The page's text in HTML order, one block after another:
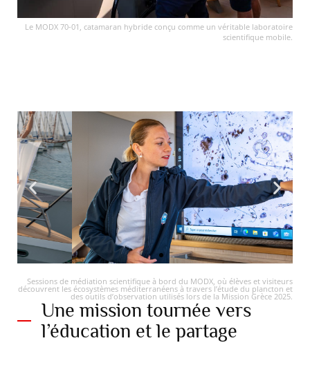
Vous pouvez modifier vos choix à tout moment en
cliquant sur « Gérer mes cookies » en bas des
pages de ce site. Vous pouvez aussi consulter
Le MODX 70-01, catamaran hybride conçu comme un véritable laboratoire
scientifique mobile.
Une mission tournée vers
l’éducation et le partage
Sessions de médiation scientifique à bord du MODX, où élèves et visiteurs
découvrent les écosystèmes méditerranéens à travers l’étude du plancton et
des outils d’observation utilisés lors de la Mission Grèce 2025.